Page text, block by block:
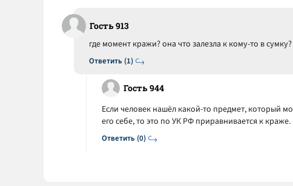
Гость 913
Ответить (1)
где момент кражи? она что залезла к кому-то в сумку?
Гость 944
Ответить (0)
Если человек нашёл какой-то предмет, который
его себе, то это по УК РФ приравнивается к краже.